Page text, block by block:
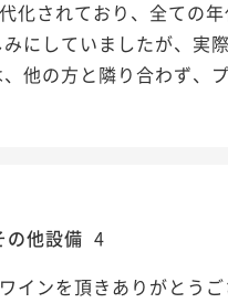
化されており、全ての
にしていましたが、実
他の方と隣り合わず、
の他設備 4
ンを頂きありがとうご